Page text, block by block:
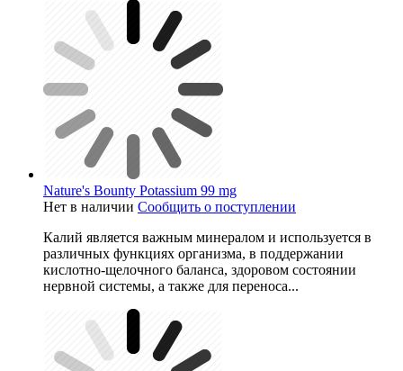
Nature's Bounty Potassium 99 mg
Нет в наличии Сообщить о поступлении
Калий является важным минералом и используется в
различных функциях организма, в поддержании
кислотно-щелочного баланса, здоровом состоянии
нервной системы, а также для переноса...